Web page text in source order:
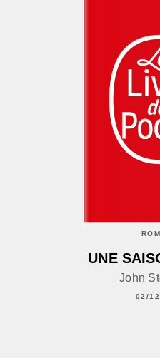
UNE
John
02/